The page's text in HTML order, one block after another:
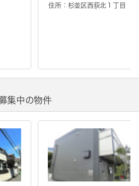
住所：杉並区西荻北１丁目
集中の物件